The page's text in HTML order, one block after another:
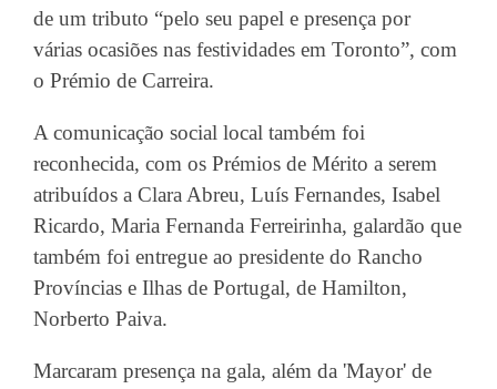
de um tributo “pelo seu papel e presença por
várias ocasiões nas festividades em Toronto”, com
o Prémio de Carreira.
A comunicação social local também foi
reconhecida, com os Prémios de Mérito a serem
atribuídos a Clara Abreu, Luís Fernandes, Isabel
Ricardo, Maria Fernanda Ferreirinha, galardão que
também foi entregue ao presidente do Rancho
Províncias e Ilhas de Portugal, de Hamilton,
Norberto Paiva.
Marcaram presença na gala, além da 'Mayor' de